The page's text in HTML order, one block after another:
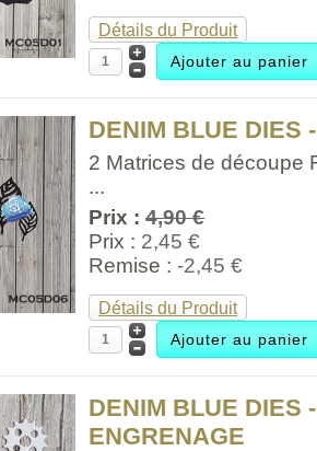
Détails du Produit
DENIM BLUE DIES
2 Matrices de découpe
...
Prix :4,90 €
Prix : 2,45 €
Remise :-2,45 €
Détails du Produit
DENIM BLUE DIES
ENGRENAGE